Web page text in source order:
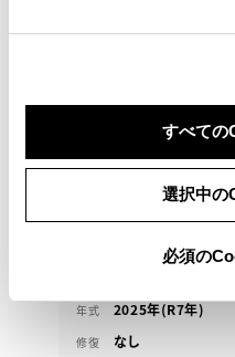
すべての
選択中の
必須の
＆ドラレコ＆ＥＴＣ車
316.7
車両価格 307.2万円 諸費
※ 価格は展示店にて8月登録
残価設定型クレジット 頭金
頭金・ボーナス払い0
年式 2025年(R7年)
修復 なし